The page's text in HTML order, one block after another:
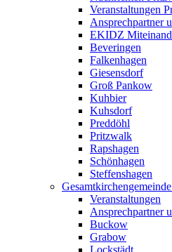
Veranstaltungen
Ansprechpartner
EKIDZ
Beveringen
Falkenhagen
Giesensdorf
Groß Pankow
Kuhbier
Kuhsdorf
Preddöhl
Pritzwalk
Rapshagen
Schönhagen
Steffenshagen
Veranstaltungen
Ansprechpartner
Buckow
Grabow
Lockstädt